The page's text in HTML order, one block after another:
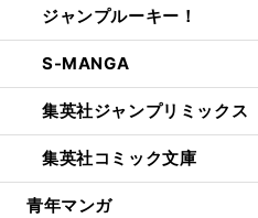
ジャンプルーキー！
S-MANGA
集英社ジャンプリミックス
集英社コミック文庫
青年マンガ